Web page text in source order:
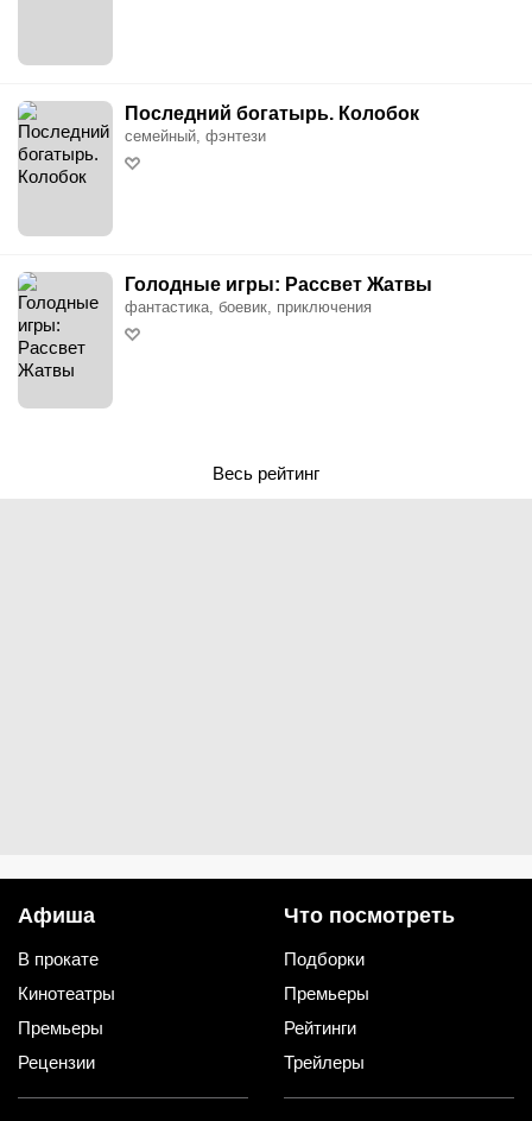
Последний богатырь. Колобок
семейный, фэнтези
Голодные игры: Рассвет Жатвы
фантастика, боевик, приключения
Весь рейтинг
Афиша
В прокате
Кинотеатры
Премьеры
Рецензии
Что посмотреть
Подборки
Премьеры
Рейтинги
Трейлеры